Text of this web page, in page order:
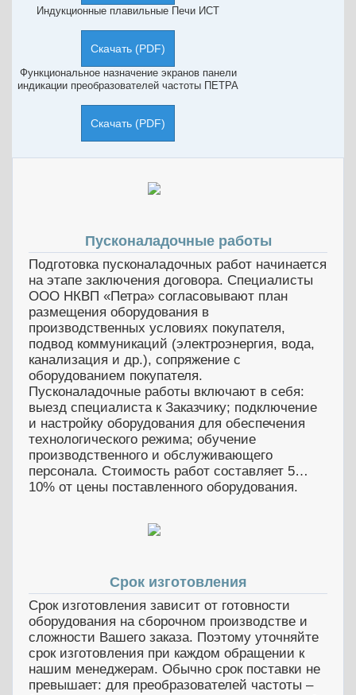
Индукционные плавильные Печи ИСТ
Скачать (PDF)
Функциональное назначение экранов панели
индикации преобразователей частоты ПЕТРА
Скачать (PDF)
Пусконаладочные работы
Подготовка пусконаладочных работ начинается
на этапе заключения договора. Специалисты
ООО НКВП «Петра» согласовывают план
размещения оборудования в
производственных условиях покупателя,
подвод коммуникаций (электроэнергия, вода,
канализация и др.), сопряжение с
оборудованием покупателя.
Пусконаладочные работы включают в себя:
выезд специалиста к Заказчику; подключение
и настройку оборудования для обеспечения
технологического режима; обучение
производственного и обслуживающего
персонала. Стоимость работ составляет 5…
10% от цены поставленного оборудования.
Срок изготовления
Срок изготовления зависит от готовности
оборудования на сборочном производстве и
сложности Вашего заказа. Поэтому уточняйте
срок изготовления при каждом обращении к
нашим менеджерам. Обычно срок поставки не
превышает: для преобразователей частоты –